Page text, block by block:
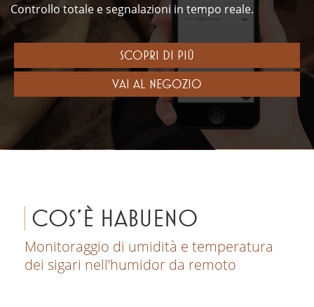
Controllo totale e segnalazioni in tempo reale.
SCOPRI DI PIÙ
VAI AL NEGOZIO
COS'È HABUENO
Monitoraggio di umidità e temperatura
dei sigari nell’humidor da remoto